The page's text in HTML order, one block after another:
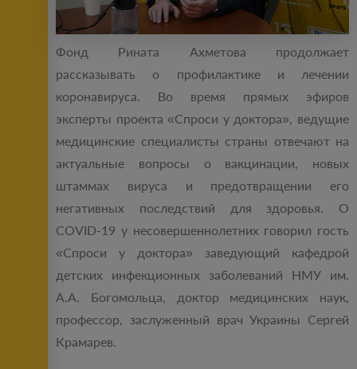
Фонд Рината Ахметова продолжает
рассказывать о профилактике и лечении
коронавируса. Во время прямых эфиров
эксперты проекта «Спроси у доктора», ведущие
медицинские специалисты страны отвечают на
актуальные вопросы о вакцинации, новых
штаммах вируса и предотвращении его
негативных последствий для здоровья. О
COVID-19 у несовершеннолетних говорил гость
«Спроси у доктора» заведующий кафедрой
детских инфекционных заболеваний НМУ им.
А.А. Богомольца, доктор медицинских наук,
профессор, заслуженный врач Украины Сергей
Крамарев.